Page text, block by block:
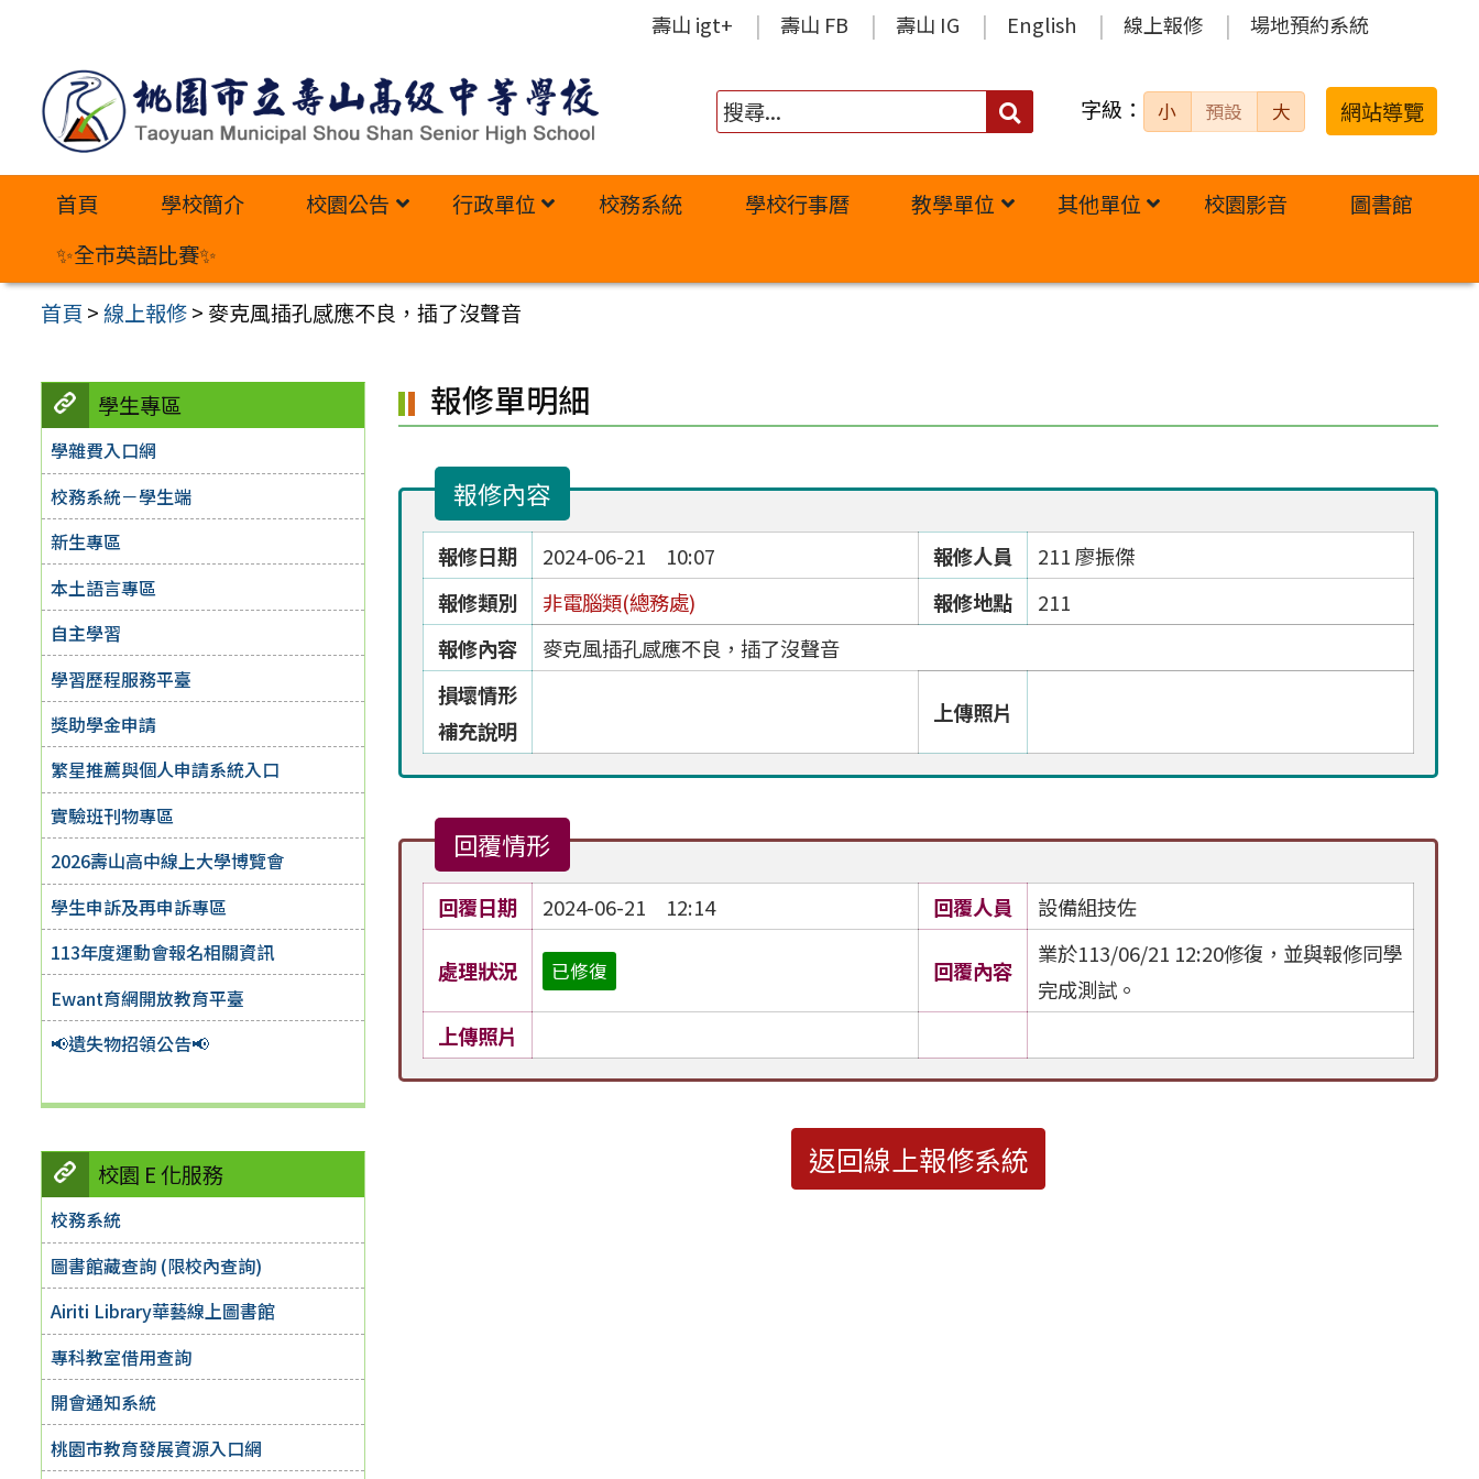
內
壽山 igt+ 壽山 FB 壽山 IG English 線上報修 場地預約系統
搜
字級： 小 預設 大 網站導覽
首頁 學校簡介 校園公告 行政單位 校務系統 學校行事曆 教學單位 其他單位 校園影音
圖書館
✨全市英語比賽✨
首頁 >線上報修> 麥克風插孔感應不良，插了沒聲音
學生專區
學雜費入口網
校務系統－學生端
新生專區
本土語言專區
自主學習
學習歷程服務平臺
獎助學金申請
繁星推薦與個人申請系統入口
實驗班刊物專區
2026壽山高中線上大學博覽會
學生申訴及再申訴專區
113年度運動會報名相關資訊
Ewant育網開放教育平臺
📢遺失物招領公告📢
校園 E 化服務
校務系統
圖書館藏查詢 (限校內查詢)
Airiti Library華藝線上圖書館
專科教室借用查詢
開會通知系統
桃園市教育發展資源入口網
報修單明細
報修內容
報修日期 2024-06-21 10:07 報修人員
211 廖振傑
報修類別
非電腦類(總務處) 報修地點
211
報修內容
麥克風插孔感應不良，插了沒聲音
損壞情形
補充說明
上傳照片
回覆情形
回覆日期 2024-06-21 12:14 回覆人員 設備組技佐
處理狀況 已修復 回覆內容
業於113/06/21 12:20修復，並與報修同學
完成測試。
上傳照片
返回線上報修系統